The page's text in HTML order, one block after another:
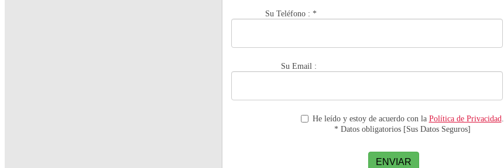
Su Teléfono : *
Su Email :
He leído y estoy de acuerdo con la Política de Privacidad.
* Datos obligatorios [Sus Datos Seguros]
ENVIAR